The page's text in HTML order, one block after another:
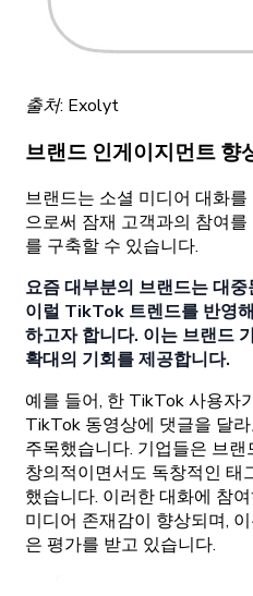
출처: Exolyt
브랜드 인게이지먼트 향
브랜드는 소셜 미디어 대화
으로써 잠재 고객과의 참여
를 구축할 수 있습니다.
요즘 대부분의 브랜드는 대
이럴 TikTok 트렌드를 반영
하고자 합니다. 이는 브랜드
확대의 기회를 제공합니다.
예를 들어, 한 TikTok 사용자
TikTok 동영상에 댓글을 달
주목했습니다. 기업들은 브
창의적이면서도 독창적인 태
했습니다. 이러한 대화에 참
미디어 존재감이 향상되며,
은 평가를 받고 있습니다.